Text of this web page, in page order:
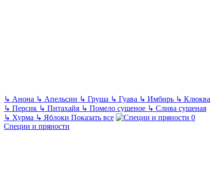
↳ Анона ↳ Апельсин ↳ Груша ↳ Гуава ↳ Имбирь ↳ Клюква
↳ Персик ↳ Питахайя ↳ Помело сушеное ↳ Слива сушеная
↳ Хурма ↳ Яблоки Показать все
Специи и пряности